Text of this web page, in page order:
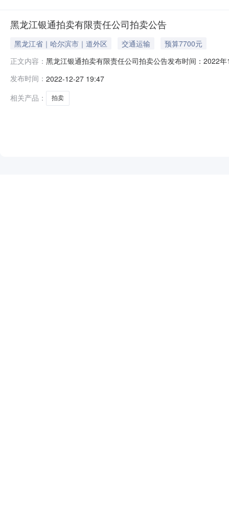
黑龙江银通拍卖有限责任公司拍卖公告
黑龙江省｜哈尔滨市｜道外区 交通运输
预算7700元
正文内容： 黑龙江银通拍卖有限责任公司拍卖公告发布时间：2022
CA41881770014002LouisVuitton箱包
发布时间： 2022-12-27 19:47
相关产品：
拍卖